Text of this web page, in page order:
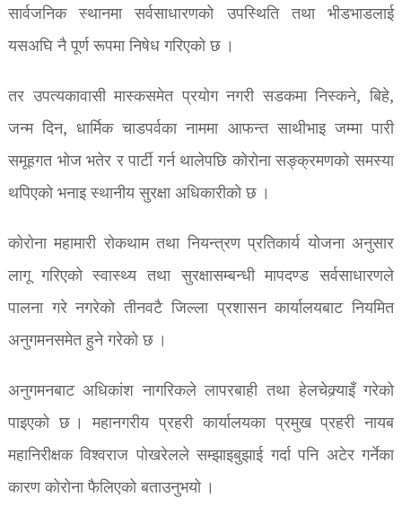
सार्वजनिक स्थानमा सर्वसाधारणको उपस्थिति तथा भीडभाडलाई
यसअघि नै पूर्ण रूपमा निषेध गरिएको छ ।
तर उपत्यकावासी मास्कसमेत प्रयोग नगरी सडकमा निस्कने, बिहे,
जन्म दिन, धार्मिक चाडपर्वका नाममा आफन्त साथीभाइ जम्मा पारी
समूहगत भोज भतेर र पार्टी गर्न थालेपछि कोरोना सङ्क्रमणको समस्या
थपिएको भनाइ स्थानीय सुरक्षा अधिकारीको छ ।
कोरोना महामारी रोकथाम तथा नियन्त्रण प्रतिकार्य योजना अनुसार
लागू गरिएको स्वास्थ्य तथा सुरक्षासम्बन्धी मापदण्ड सर्वसाधारणले
पालना गरे नगरेको तीनवटै जिल्ला प्रशासन कार्यालयबाट नियमित
अनुगमनसमेत हुने गरेको छ ।
अनुगमनबाट अधिकांश नागरिकले लापरबाही तथा हेलचेक्र्याइँ गरेको
पाइएको छ । महानगरीय प्रहरी कार्यालयका प्रमुख प्रहरी नायब
महानिरीक्षक विश्वराज पोखरेलले सम्झाइबुझाई गर्दा पनि अटेर गर्नेका
कारण कोरोना फैलिएको बताउनुभयो ।